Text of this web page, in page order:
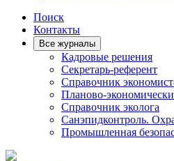
Поиск
Контакты
Все журналы
Кадровые решения
Секретарь-референт
Справочник
Планово-
Справочник эколога
Санэпидконтроль.
Промышленная